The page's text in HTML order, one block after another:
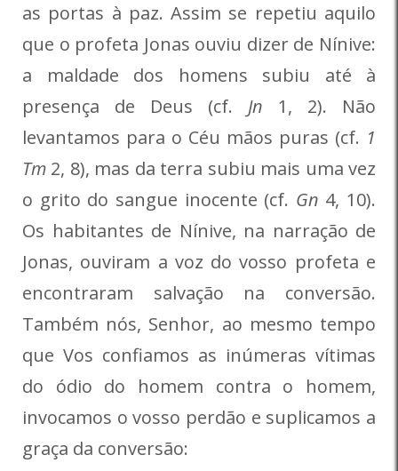
as portas à paz. Assim se repetiu aquilo
que o profeta Jonas ouviu dizer de Nínive:
a maldade dos homens subiu até à
presença de Deus (cf. Jn 1, 2). Não
levantamos para o Céu mãos puras (cf. 1
Tm 2, 8), mas da terra subiu mais uma vez
o grito do sangue inocente (cf. Gn 4, 10).
Os habitantes de Nínive, na narração de
Jonas, ouviram a voz do vosso profeta e
encontraram salvação na conversão.
Também nós, Senhor, ao mesmo tempo
que Vos confiamos as inúmeras vítimas
do ódio do homem contra o homem,
invocamos o vosso perdão e suplicamos a
graça da conversão: